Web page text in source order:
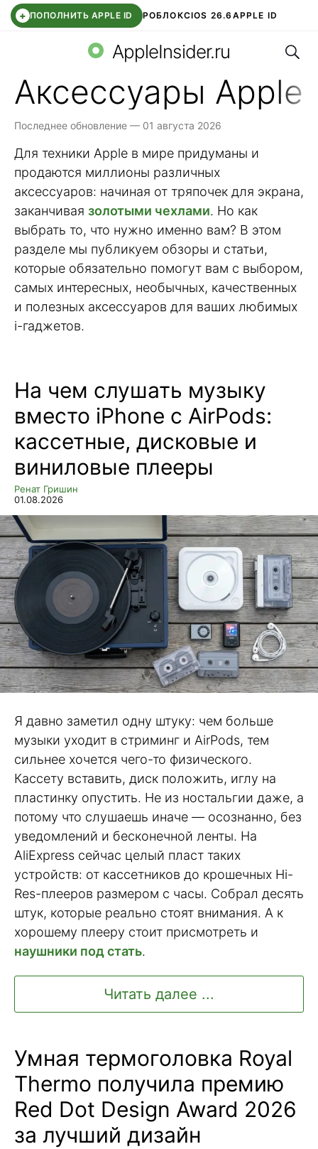
+ ПОПОЛНИТЬ APPLE ID РОБЛОКСIOS 26.6 APPLE ID
WHATSAPP DDE STOREAPP STOREOZON БАНК
AppleInsider.ru
Аксессуары Apple
Последнее обновление — 01 августа 2026
Для техники Apple в мире придуманы и
продаются миллионы различных
аксессуаров: начиная от тряпочек для экрана,
заканчивая золотыми чехлами. Но как
выбрать то, что нужно именно вам? В этом
разделе мы публикуем обзоры и статьи,
которые обязательно помогут вам с выбором,
самых интересных, необычных, качественных
и полезных аксессуаров для ваших любимых
i-гаджетов.
На чем слушать музыку
вместо iPhone с AirPods:
кассетные, дисковые и
виниловые плееры
Ренат Гришин
01.08.2026
Я давно заметил одну штуку: чем больше
музыки уходит в стриминг и AirPods, тем
сильнее хочется чего-то физического.
Кассету вставить, диск положить, иглу на
пластинку опустить. Не из ностальгии даже, а
потому что слушаешь иначе — осознанно, без
уведомлений и бесконечной ленты. На
AliExpress сейчас целый пласт таких
устройств: от кассетников до крошечных Hi-
Res-плееров размером с часы. Собрал десять
штук, которые реально стоят внимания. А к
хорошему плееру стоит присмотреть и
наушники под стать.
Читать далее ...
Умная термоголовка Royal
Thermo получила премию
Red Dot Design Award 2026
за лучший дизайн